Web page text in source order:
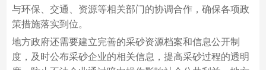
与环保、交通、资源等相关部门的协调合作，确保各项政
策措施落实到位。
地方政府还需要建立完善的采砂资源档案和信息公开制
度，及时公布采砂企业的相关信息，提高采砂过程的透明